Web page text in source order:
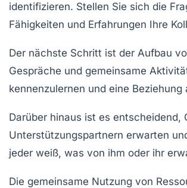
identifizieren. Stellen Sie sich die
Fähigkeiten und Erfahrungen Ihre
Der nächste Schritt ist der Aufbau
Gespräche und gemeinsame
kennenzulernen und eine Beziehung
Darüber hinaus ist es entscheidend,
Unterstützungspartnern erwarten
jeder weiß, was von ihm oder ihr
Die gemeinsame Nutzung von